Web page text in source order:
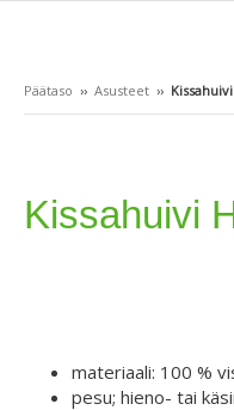
Päätaso ›› Asusteet ››
Kissahuivi
materiaali: 100 %
pesu; hieno- tai